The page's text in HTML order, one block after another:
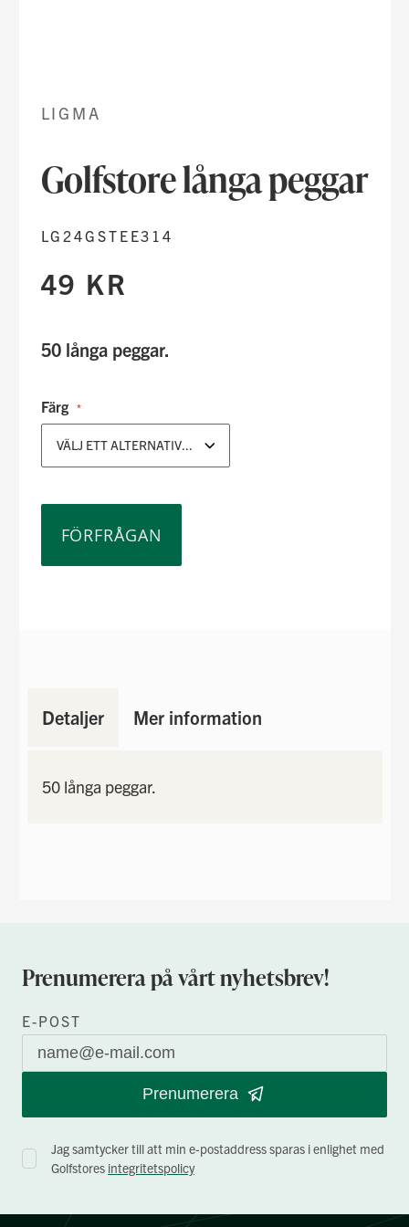
Golfstore långa peggar
LIGMA
LG24GSTEE314
49 KR
50 långa peggar.
Färg
VÄLJ ETT ALTERNATIV...
FÖRFRÅGAN
början
av
Detaljer Mer information
50 långa peggar.
Prenumerera på vårt nyhetsbrev!
E-POST
Prenumerera
Jag samtycker till att min e-postaddress sparas i enlighet med
Golfstores integritetspolicy